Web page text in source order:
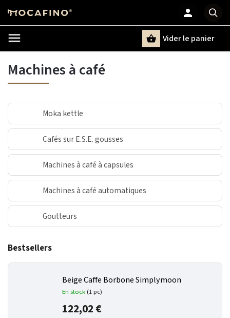
Chercher
Vider le panier
Machines à café
Moka kettle
Cafés sur E.S.E. gousses
Machines à café à capsules
Machines à café automatiques
Goutteurs
Bestsellers
Beige Caffe Borbone Simplymoon
En stock (1 pc)
122,02 €